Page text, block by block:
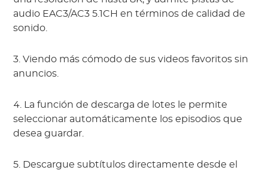
audio EAC3/AC3 5.1CH en términos de calidad de
sonido.
3. Viendo más cómodo de sus videos favoritos sin
anuncios.
4. La función de descarga de lotes le permite
seleccionar automáticamente los episodios que
desea guardar.
5. Descargue subtítulos directamente desde el